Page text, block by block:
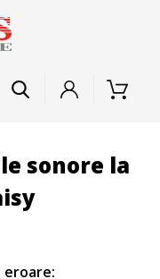
sonore la
eroare: